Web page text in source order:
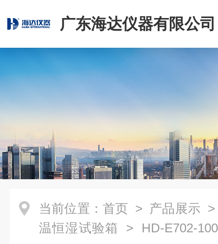
广东海达仪器有限公司
当前位置： 首页 > 产品展示
温恒湿试验箱 > HD-E702-